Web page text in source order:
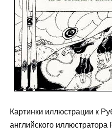
Картинки иллюстрации к
английского